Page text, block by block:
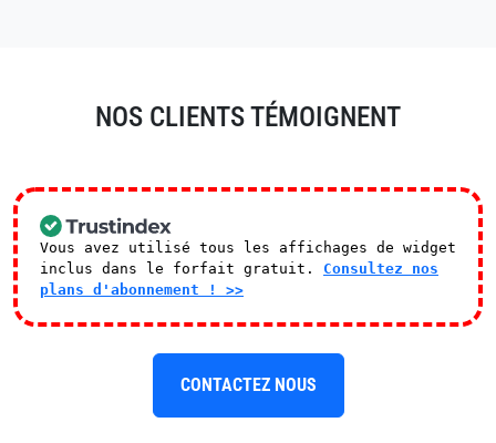
NOS CLIENTS TÉMOIGNENT
Vous avez utilisé tous les affichages de widget
inclus dans le forfait gratuit. Consultez nos
plans d'abonnement ! >>
CONTACTEZ NOUS